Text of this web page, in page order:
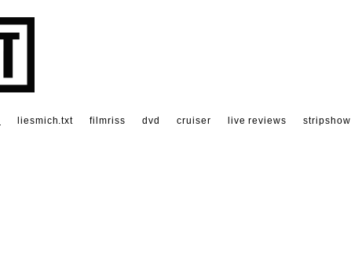
liesmich.txt filmriss dvd cruiser live reviews stripshow